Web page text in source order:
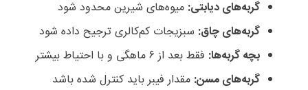
گربه‌های دیابتی: میوه‌های شیرین محدود شود
گربه‌های چاق: سبزیجات کم‌کالری ترجیح داده شود
بچه گربه‌ها: فقط بعد از ۶ ماهگی و با احتیاط بیشتر
گربه‌های مسن: مقدار فیبر باید کنترل شده باشد